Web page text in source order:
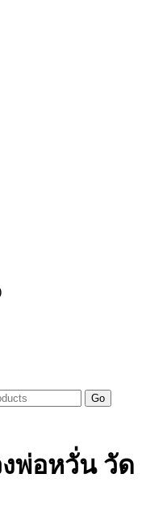
Go
พ่อหวั่น วัด